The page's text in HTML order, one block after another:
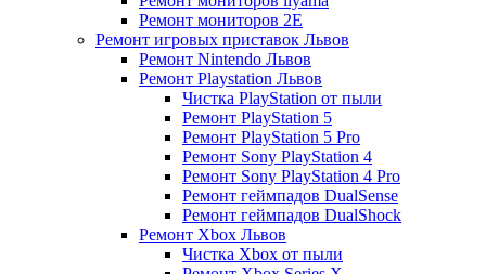
Ремонт мониторов 2E
Ремонт игровых приставок Львов
Ремонт Nintendo Львов
Ремонт Playstation Львов
Чистка PlayStation от пыли
Ремонт PlayStation 5
Ремонт PlayStation 5 Pro
Ремонт Sony PlayStation 4
Ремонт Sony PlayStation 4 Pro
Ремонт геймпадов DualSense
Ремонт геймпадов DualShock
Ремонт Xbox Львов
Чистка Xbox от пыли